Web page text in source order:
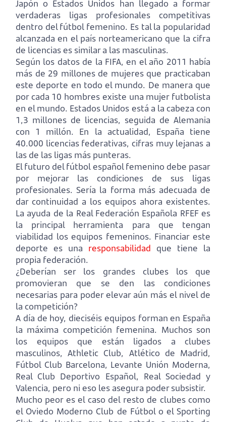
Japón o Estados Unidos han llegado a formar
verdaderas ligas profesionales competitivas
dentro del fútbol femenino. Es tal la popularidad
alcanzada en el país norteamericano que la cifra
de licencias es similar a las masculinas.
Según los datos de la FIFA, en el año 2011 había
más de 29 millones de mujeres que practicaban
este deporte en todo el mundo. De manera que
por cada 10 hombres existe una mujer futbolista
en el mundo. Estados Unidos está a la cabeza con
1,3 millones de licencias, seguida de Alemania
con 1 millón. En la actualidad, España tiene
40.000 licencias federativas, cifras muy lejanas a
las de las ligas más punteras.
El futuro del fútbol español femenino debe pasar
por mejorar las condiciones de sus ligas
profesionales. Sería la forma más adecuada de
dar continuidad a los equipos ahora existentes.
La ayuda de la Real Federación Española RFEF es
la principal herramienta para que tengan
viabilidad los equipos femeninos. Financiar este
deporte es una responsabilidad que tiene la
propia federación.
¿Deberían ser los grandes clubes los que
promovieran que se den las condiciones
necesarias para poder elevar aún más el nivel de
la competición?
A día de hoy, dieciséis equipos forman en España
la máxima competición femenina. Muchos son
los equipos que están ligados a clubes
masculinos, Athletic Club, Atlético de Madrid,
Fútbol Club Barcelona, Levante Unión Moderna,
Real Club Deportivo Español, Real Sociedad y
Valencia, pero ni eso les asegura poder subsistir.
Mucho peor es el caso del resto de clubes como
el Oviedo Moderno Club de Fútbol o el Sporting